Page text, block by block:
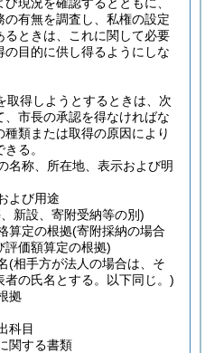
有無を調査し、私権の設定
るときは、これに関して必要
目的に供し得るようにしな
取得しようとするときは、次
市長の承認を得なければな
種類または取得の原因により
る。
名称、所在地、表示および明
よび用途
新設、寄附受納等の別)
算定の根拠(寄附採納の場合
評価額算定の根拠)
(相手方が法人の場合は、そ
の氏名とする。以下同じ。)
拠
科目
関する書類